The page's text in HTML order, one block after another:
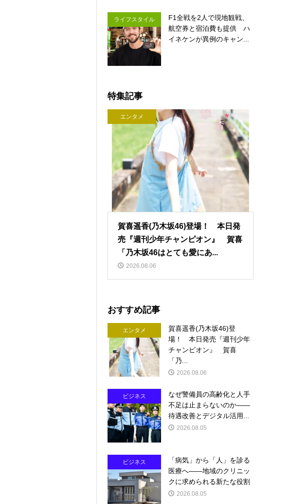
ライフスタイル
F1全戦を2人で現地観戦、
航空券と宿泊費も提供 ハ
イネケンが異例のキャン...
特集記事
エンタメ
賀喜遥香(乃木坂46)登場！ 本日発
売『週刊少年チャンピオン』 賀喜
「乃木坂46はとても愛にあ...
2026.08.06
おすすめ記事
エンタメ
賀喜遥香(乃木坂46)登
場！ 本日発売『週刊少年
チャンピオン』 賀喜
「乃...
2026.08.06
ビジネス
なぜ警備員の高齢化と人手
不足は止まらないのか――
待遇改善とデジタル活用...
2026.08.05
ビジネス
「病気」から「人」を診る
医療へ――地域のクリニッ
クに求められる新たな役割
2026.08.05